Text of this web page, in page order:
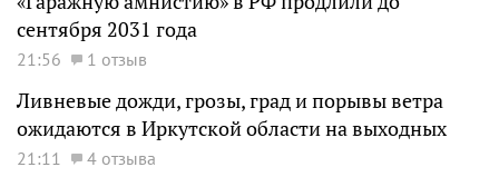
сентября 2031 года
21:56 1 отзыв
Ливневые дожди, грозы, град и порывы ветра
ожидаются в Иркутской области на выходных
21:11 4 отзыва